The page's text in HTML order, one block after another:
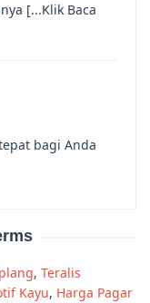
[...Klik Baca
bagi Anda
, Teralis
Kayu, Harga Pagar